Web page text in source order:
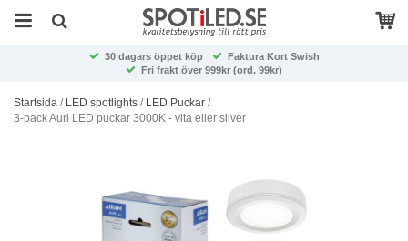
30 dagars öppet köp
Faktura Kort Swish
Fri frakt över 999kr (ord. 99kr)
Startsida / LED spotlights / LED Puckar /
3-pack Auri LED puckar 3000K - vita eller silver